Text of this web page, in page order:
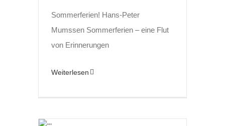
Sommerferien! Hans-Peter
Mumssen Sommerferien – eine Flut
von Erinnerungen
Weiterlesen